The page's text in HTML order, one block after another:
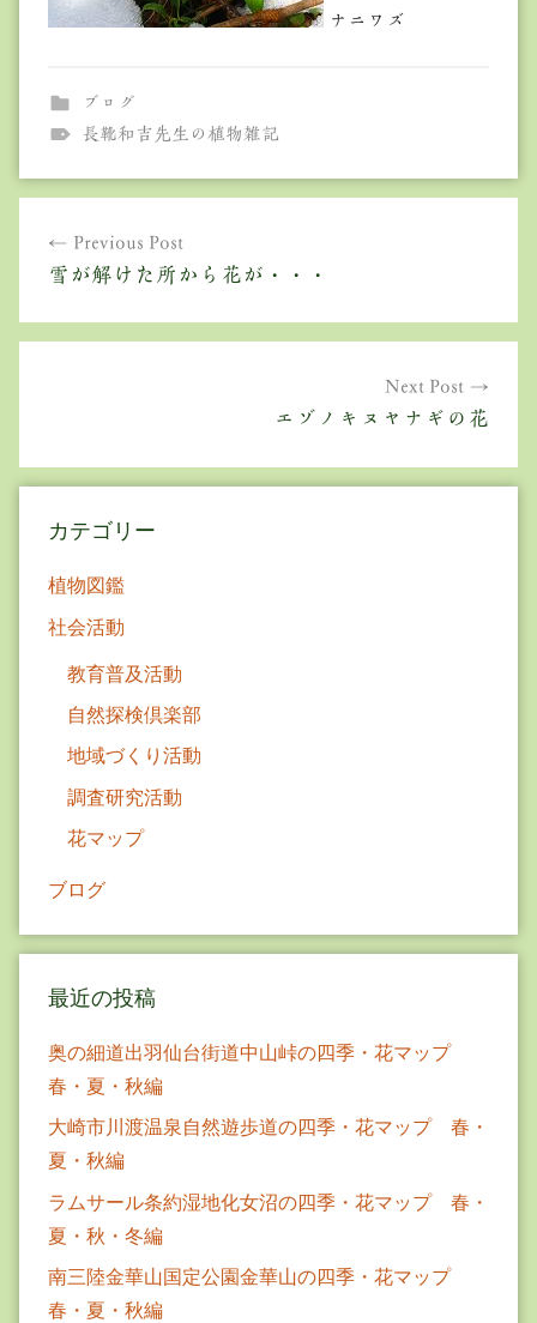
ナニワズ
ブログ
長靴和吉先生の植物雑記
ビ
シ
Previous Post
雪が解けた所から花が・・・
Next Post
エゾノキヌヤナギの花
カテゴリー
植物図鑑
社会活動
教育普及活動
自然探検倶楽部
地域づくり活動
調査研究活動
花マップ
ブログ
最近の投稿
奥の細道出羽仙台街道中山峠の四季・花マップ
春・夏・秋編
大崎市川渡温泉自然遊歩道の四季・花マップ 春・
夏・秋編
ラムサール条約湿地化女沼の四季・花マップ 春・
夏・秋・冬編
南三陸金華山国定公園金華山の四季・花マップ
春・夏・秋編